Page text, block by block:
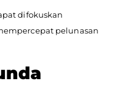
difokuskan
pelunasan